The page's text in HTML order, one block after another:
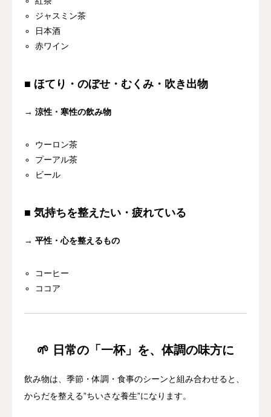
ジャスミン茶
日本酒
赤ワイン
■ ほてり・のぼせ・むくみ・吹き出物
→ 涼性・寒性の飲み物
ウーロン茶
プーアル茶
ビール
■ 気持ちを整えたい・疲れている
→ 平性・心を整えるもの
コーヒー
ココア
🌱 日常の「一杯」を、体調の味方に
飲み物は、季節・体調・食事のシーンと組み合わせると、
からだを整える”ちいさな養生”になります。